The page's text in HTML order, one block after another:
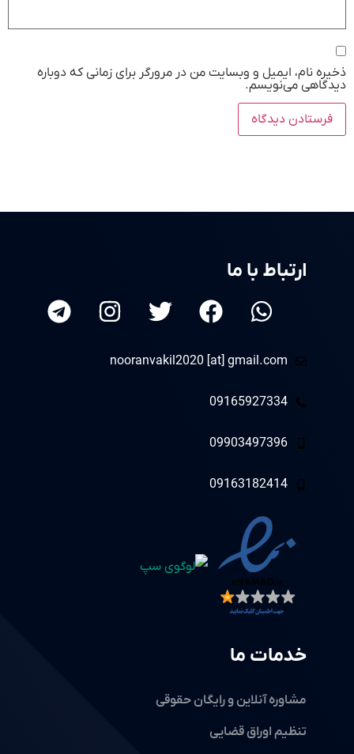
ذخیره نام، ایمیل و وبسایت من در مرورگر برای زمانی که دوباره
دیدگاهی می‌نویسم.
خدمات ما
مشاوره آنلاین و رایگان حقوقی
تنظیم اوراق قضایی
ارتباط با ما
nooranvakil2020 [at] gmail.com
09165927334
09903497396
09163182414